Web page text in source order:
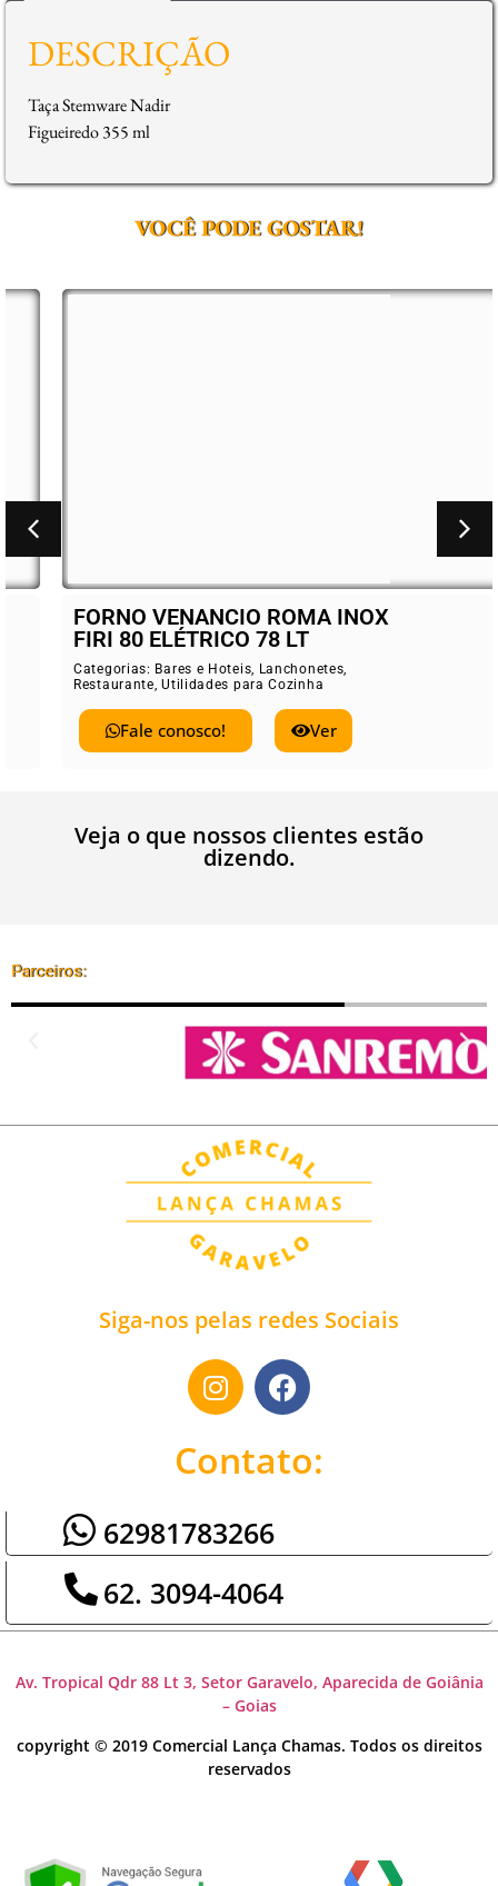
DESCRIÇÃO
Taça Stemware Nadir
Figueiredo 355 ml
VOCÊ PODE GOSTAR!
FORNO VENANCIO ROMA INOX
FIRI 80 ELÉTRICO 78 LT
Categorias:Bares e Hoteis ,Lanchonetes,
Restaurante,Utilidades para Cozinha
Fale conosco!
Veja o que nossos clientes estão
dizendo.
Parceiros:
Siga-nos pelas redes Sociais
Contato:
62981783266
62. 3094-4064
Av. Tropical Qdr 88 Lt 3, Setor Garavelo, Aparecida de Goiânia
– Goias
copyright © 2019 Comercial Lança Chamas. Todos os direitos
reservados